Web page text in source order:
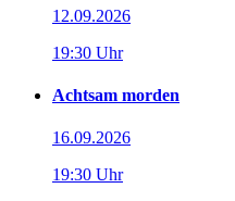
12.09.2026
19:30 Uhr
Achtsam morden
16.09.2026
19:30 Uhr